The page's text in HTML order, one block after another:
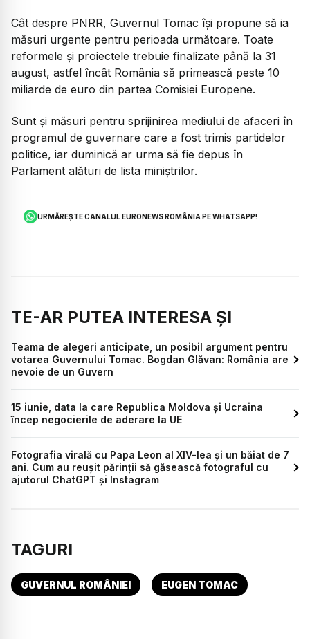
Cât despre PNRR, Guvernul Tomac își propune să ia
măsuri urgente pentru perioada următoare. Toate
reformele și proiectele trebuie finalizate până la 31
august, astfel încât România să primească peste 10
miliarde de euro din partea Comisiei Europene.
Sunt și măsuri pentru sprijinirea mediului de afaceri în
programul de guvernare care a fost trimis partidelor
politice, iar duminică ar urma să fie depus în
Parlament alături de lista miniștrilor.
URMĂREȘTE CANALUL EURONEWS ROMÂNIA PE WHATSAPP!
TE-AR PUTEA INTERESA ȘI
Teama de alegeri anticipate, un posibil argument pentru
votarea Guvernului Tomac. Bogdan Glăvan: România are
nevoie de un Guvern
15 iunie, data la care Republica Moldova și Ucraina
încep negocierile de aderare la UE
Fotografia virală cu Papa Leon al XIV-lea și un băiat de 7
ani. Cum au reușit părinții să găsească fotograful cu
ajutorul ChatGPT și Instagram
TAGURI
GUVERNUL ROMÂNIEI EUGEN TOMAC